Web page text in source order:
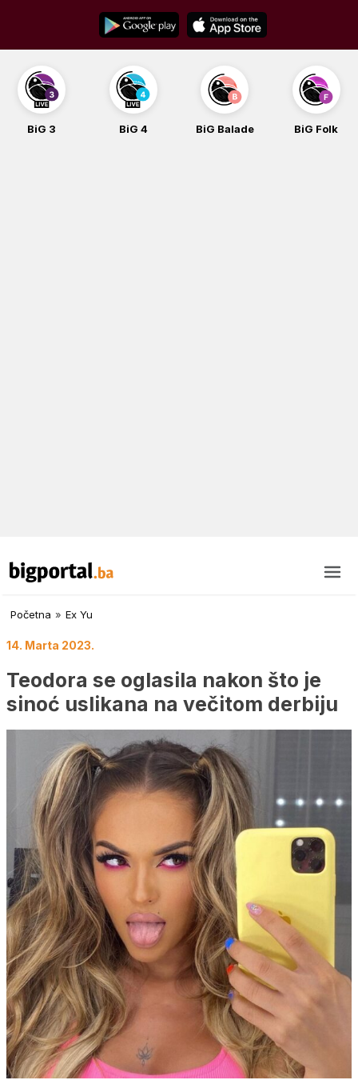
content
BiG 3 BiG 4 BiG Balade BiG Folk
Početna » Ex Yu
14. Marta 2023.
Teodora se oglasila nakon što je
sinoć uslikana na večitom derbiju